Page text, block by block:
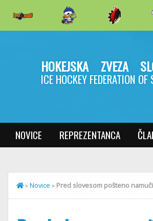
HOKEJSKA ZVEZA
ICE HOCKEY FEDERATION OF
NOVICE REPREZENTANCA
»Novice » Pred slovesom pošteno